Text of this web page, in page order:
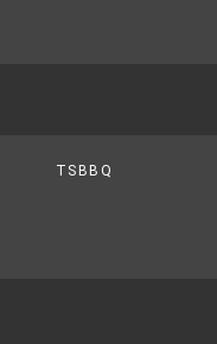
TSBBQ